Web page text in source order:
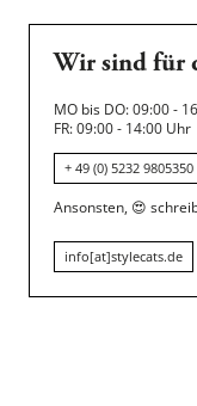
Wir sind für
MO bis DO: 09:00 -
FR: 09:00 - 14:00 Uhr
+ 49 (0) 5232 9805350
Ansonsten, 😍
info[at]stylecats.de